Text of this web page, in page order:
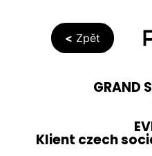
Zpět
GRAND
Klient czech